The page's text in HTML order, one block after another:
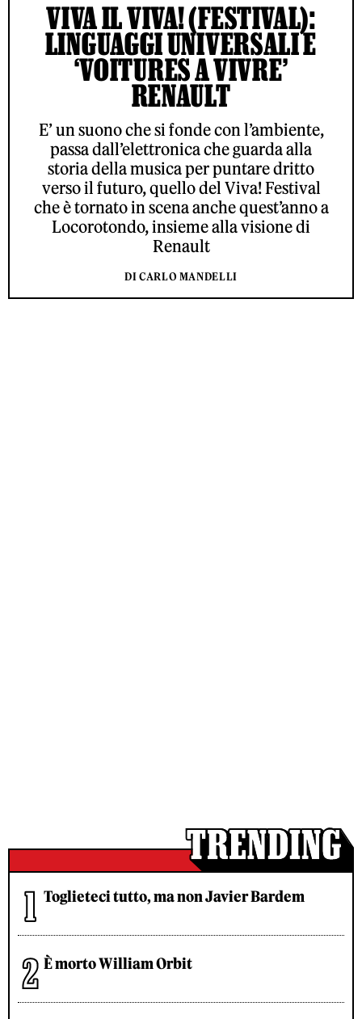
VIVA IL VIVA! (FESTIVAL):
LINGUAGGI UNIVERSALI E
‘VOITURES A VIVRE’
RENAULT
E’ un suono che si fonde con l’ambiente,
passa dall’elettronica che guarda alla
storia della musica per puntare dritto
verso il futuro, quello del Viva! Festival
che è tornato in scena anche quest’anno a
Locorotondo, insieme alla visione di
Renault
DI CARLO MANDELLI
Toglieteci tutto, ma non Javier Bardem
È morto William Orbit